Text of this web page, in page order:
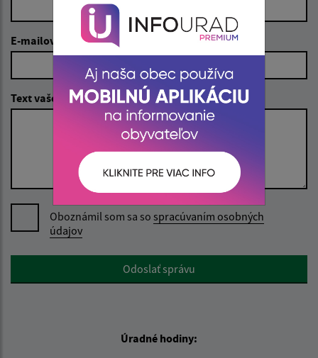
E-mailová adresa (povinné)
Text vašej správy (povinné)
Oboznámil som sa so spracúvaním osobných
údajov
Google reCaptcha ResponseOdoslať správu
Úradné hodiny: